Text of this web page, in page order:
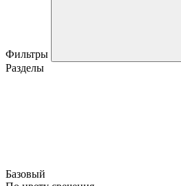
Фильтры
Разделы
Базовый